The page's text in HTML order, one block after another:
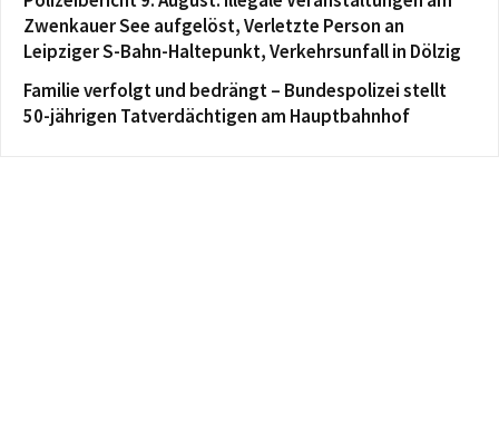
Zwenkauer See aufgelöst, Verletzte Person an
Leipziger S-Bahn-Haltepunkt, Verkehrsunfall in Dölzig
Familie verfolgt und bedrängt – Bundespolizei stellt
50-jährigen Tatverdächtigen am Hauptbahnhof